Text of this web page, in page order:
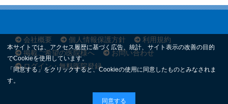
会社概要 個人情報保護方針
利用規約
掲載ご希望の医院様へ
お問い合わせ
ログイン・無料医院登録
本サイトでは、アクセス履歴に基づく広告、統計、サイト表示の改善の目的
でCookieを使用しています。
「同意する」をクリックすると、Cookieの使用に同意したものとみなされま
す。
同意する